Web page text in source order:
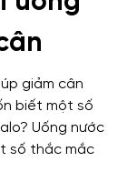
giảm cân
biết một số
Uống nước
số thắc mắc